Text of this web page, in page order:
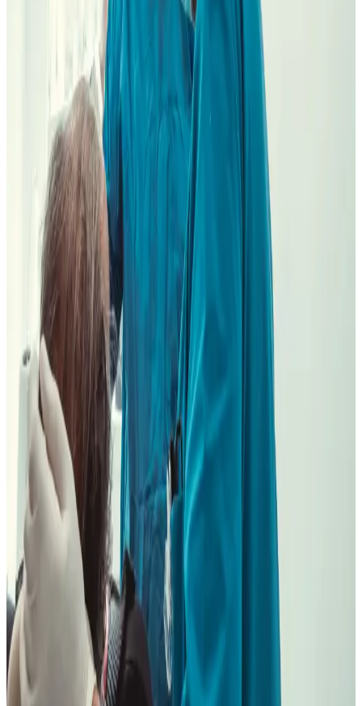
periodoncia, endodoncia y cirugía oral; Dr. Juan Romero García
para ortodoncia/Invisalign; Dr. Diego Romero Ferragut para estética,
prótesis y odontología general.
3. Primera visita:
trae radiografías, TAC o presupuesto previo si
los tienes; sales con diagnóstico explicado, alternativas y
presupuesto por escrito después del plan.
Orientar mi cita
Llamar a Oca
Primero ruta, luego cita
C/ Oca, 2 · C/ General Pardiñas, 8. Elegimos clínica
por tratamiento y continuidad, no por una promesa local
falsa. Puedes comparar nuestras
clínicas dentales en
Madrid
antes de pedir cita.
Ruta recomendada desde La Latina
Oca / Carabanchel
Suele ser la ruta cómoda por línea 5, Puerta de Toledo, Madrid Río,
Oporto y revisiones frecuentes.
Ver ruta
Pardiñas / Goya
Alternativa si trabajas hacia Goya, Retiro o Barrio de Salamanca,
especialmente en estética o segunda opinión.
Ver ruta
Primera visita gratuita
Si vienes con presupuesto,
radiografía o una duda seria, no
firmes por cansancio. Ordenamos el
caso contigo.